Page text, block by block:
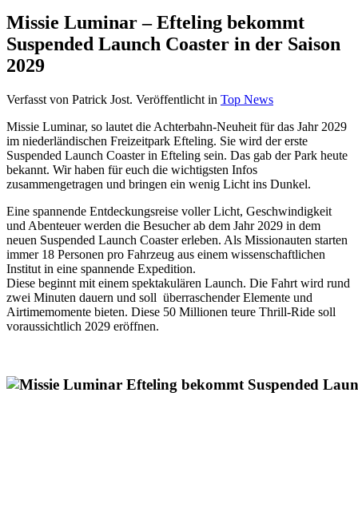
Missie Luminar – Efteling bekommt
Suspended Launch Coaster in der Saison
2029
Verfasst von Patrick Jost. Veröffentlicht in Top News
Missie Luminar, so lautet die Achterbahn-Neuheit für das Jahr 2029
im niederländischen Freizeitpark Efteling. Sie wird der erste
Suspended Launch Coaster in Efteling sein. Das gab der Park heute
bekannt. Wir haben für euch die wichtigsten Infos
zusammengetragen und bringen ein wenig Licht ins Dunkel.
Eine spannende Entdeckungsreise voller Licht, Geschwindigkeit
und Abenteuer werden die Besucher ab dem Jahr 2029 in dem
neuen Suspended Launch Coaster erleben. Als Missionauten starten
immer 18 Personen pro Fahrzeug aus einem wissenschaftlichen
Institut in eine spannende Expedition.
Diese beginnt mit einem spektakulären Launch. Die Fahrt wird rund
zwei Minuten dauern und soll überraschender Elemente und
Airtimemomente bieten. Diese 50 Millionen teure Thrill-Ride soll
voraussichtlich 2029 eröffnen.